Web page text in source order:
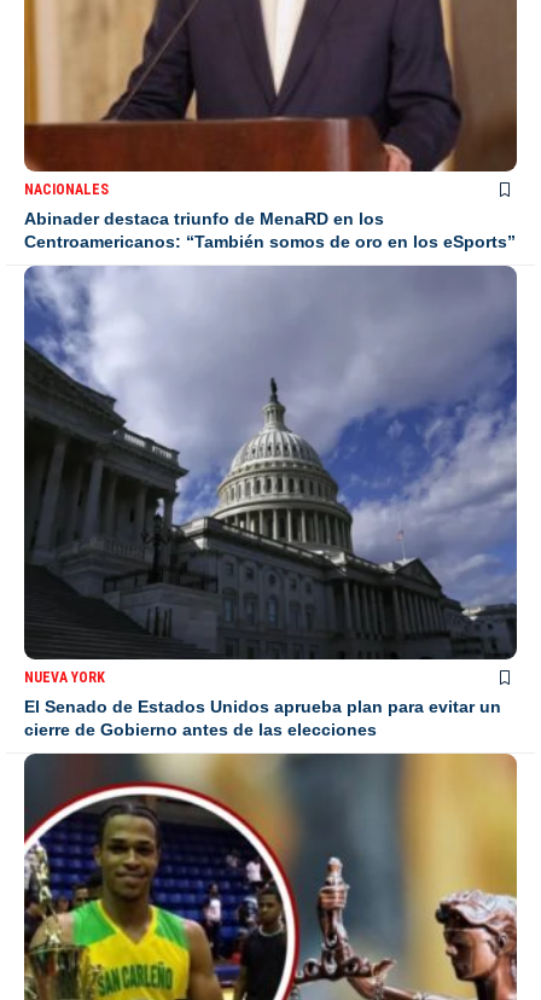
NACIONALES
Abinader destaca triunfo de MenaRD en los
Centroamericanos: “También somos de oro en los eSports”
NUEVA YORK
El Senado de Estados Unidos aprueba plan para evitar un
cierre de Gobierno antes de las elecciones